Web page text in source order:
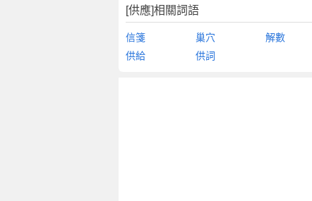
[供應]相關詞語
信箋 巢穴 解數
供給
供詞